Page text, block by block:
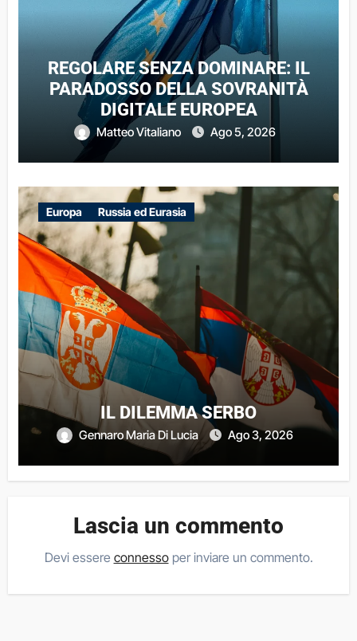
REGOLARE SENZA DOMINARE: IL
PARADOSSO DELLA SOVRANITÀ
DIGITALE EUROPEA
Matteo Vitaliano Ago 5, 2026
Europa Russia ed Eurasia
IL DILEMMA SERBO
Gennaro Maria Di Lucia Ago 3, 2026
Lascia un commento
Devi essere connessoper inviare un commento.